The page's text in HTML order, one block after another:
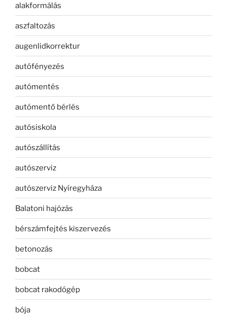
alakformálás
aszfaltozás
augenlidkorrektur
autófényezés
autómentés
autómentő bérlés
autósiskola
autószállítás
autószerviz
autószerviz Nyíregyháza
Balatoni hajózás
bérszámfejtés kiszervezés
betonozás
bobcat
bobcat rakodógép
bója